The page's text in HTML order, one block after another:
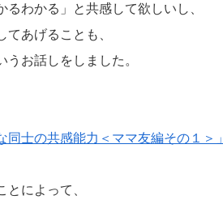
るわかる」と共感して欲しいし、
てあげることも、
うお話しをしました。
同士の共感能力＜ママ友編その１＞」
とによって、